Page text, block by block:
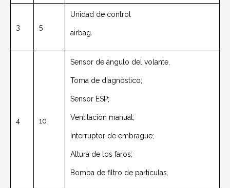
3 5
Unidad de control
airbag.
4 10
Sensor de ángulo del volante,
Toma de diagnóstico;
Sensor ESP;
Ventilación manual;
Interruptor de embrague;
Altura de los faros;
Bomba de filtro de partículas.